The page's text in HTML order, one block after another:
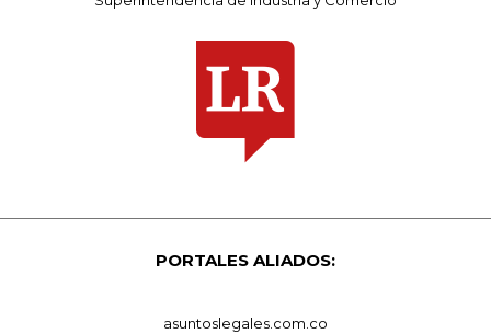
PORTALES ALIADOS:
asuntoslegales.com.co